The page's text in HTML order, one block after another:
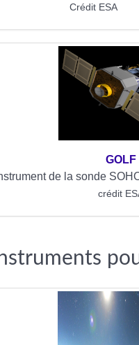
Crédit ESA
GOLF
de la sonde
crédit